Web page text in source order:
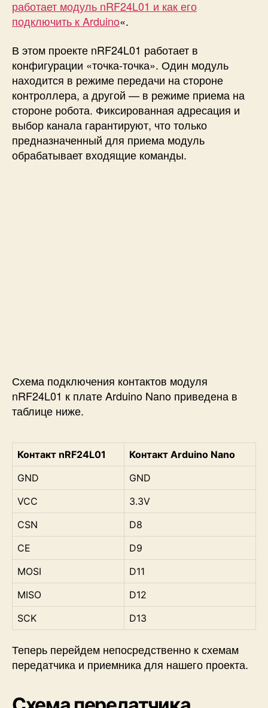
работает модуль nRF24L01 и как его
подключить к Arduino«.
В этом проекте nRF24L01 работает в
конфигурации «точка-точка». Один модуль
находится в режиме передачи на стороне
контроллера, а другой — в режиме приема на
стороне робота. Фиксированная адресация и
выбор канала гарантируют, что только
предназначенный для приема модуль
обрабатывает входящие команды.
Схема подключения контактов модуля
nRF24L01 к плате Arduino Nano приведена в
таблице ниже.
Контакт nRF24L01
Контакт Arduino Nano
GND
GND
VCC
3.3V
CSN
D8
CE
D9
MOSI
D11
MISO
D12
SCK
D13
Теперь перейдем непосредственно к схемам
передатчика и приемника для нашего проекта.